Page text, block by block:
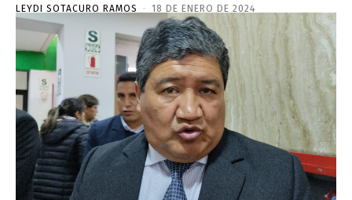
LEYDI SOTACURO RAMOS - 18 DE ENERO DE 2024